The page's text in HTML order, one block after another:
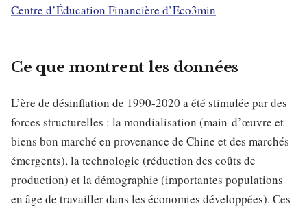
Centre d’Éducation Financière d’Eco3min
Ce que montrent les données
L’ère de désinflation de 1990-2020 a été stimulée par des
forces structurelles : la mondialisation (main-d’œuvre et
biens bon marché en provenance de Chine et des marchés
émergents), la technologie (réduction des coûts de
production) et la démographie (importantes populations
en âge de travailler dans les économies développées). Ces